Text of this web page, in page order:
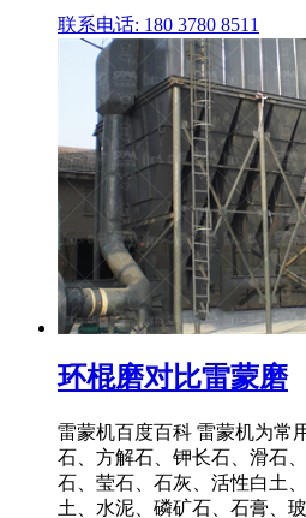
联系电话: 180 3780 8511
环棍磨对比雷蒙磨
雷蒙机百度百科 雷蒙机为常
石、方解石、钾长石、滑石
石、莹石、石灰、活性白土
土、水泥、磷矿石、石膏、